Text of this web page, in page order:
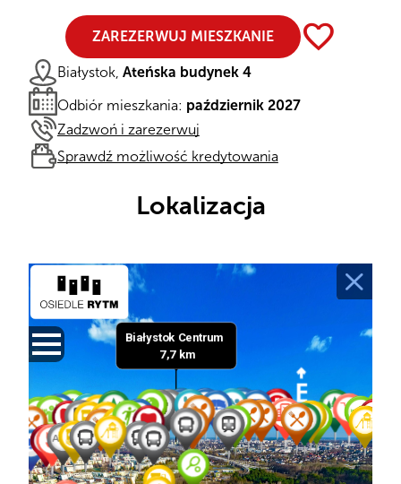
ZAREZERWUJ MIESZKANIE favorite
Białystok, Ateńska budynek 4
Odbiór mieszkania: październik 2027
Zadzwoń i zarezerwuj
Sprawdź możliwość kredytowania
Lokalizacja